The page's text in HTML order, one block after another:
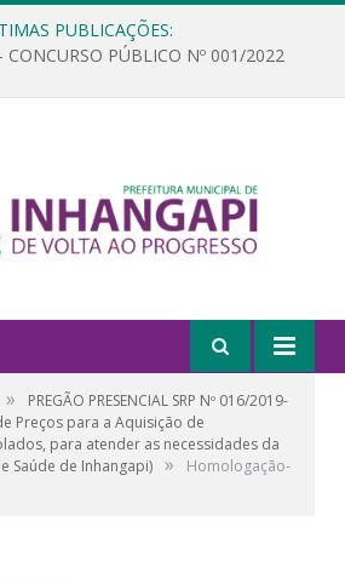
PUBLICAÇÕES:
CONCURSO PÚBLICO Nº 001/2022
»
PREGÃO PRESENCIAL SRP Nº 016/2019-
Preços para a Aquisição de
para atender as necessidades da
Saúde de Inhangapi) »
Homologação-